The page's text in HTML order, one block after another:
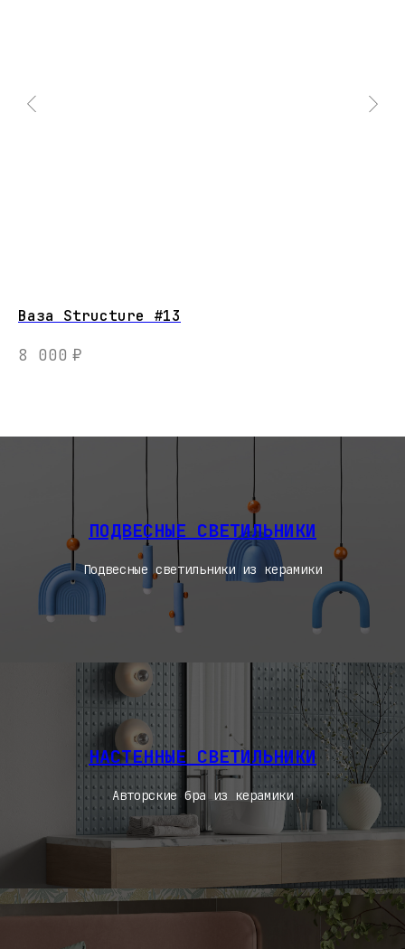
Ваза Structure #13
8 000 ₽
ПОДВЕСНЫЕ СВЕТИЛЬНИКИ
Подвесные светильники из керамики
НАСТЕННЫЕ СВЕТИЛЬНИКИ
Авторские бра из керамики